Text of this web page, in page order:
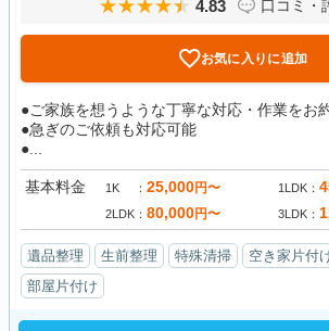
4.83 口コミ・
お気に入りに追加
●ご家族を想うような丁寧な対応・作業をお
●急ぎのご依頼も対応可能
●...
基本料金 1K 25,000円〜 1LDK
2LDK 80,000円〜 3LDK
遺品整理 生前整理 特殊清掃 空き家片付
部屋片付け